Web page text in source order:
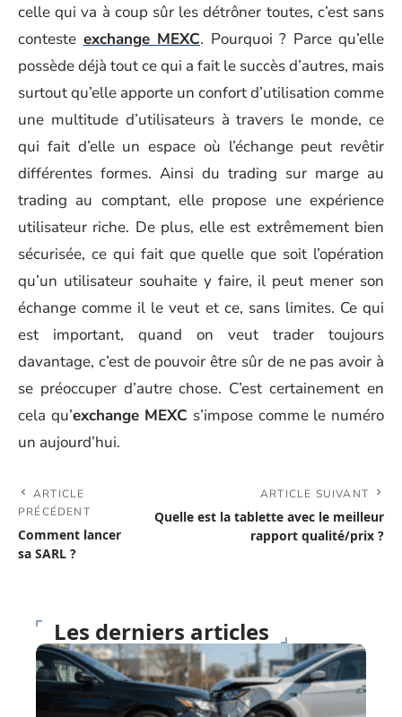
celle qui va à coup sûr les détrôner toutes, c’est sans
conteste exchange MEXC. Pourquoi ? Parce qu’elle
possède déjà tout ce qui a fait le succès d’autres, mais
surtout qu’elle apporte un confort d’utilisation comme
une multitude d’utilisateurs à travers le monde, ce
qui fait d’elle un espace où l’échange peut revêtir
différentes formes. Ainsi du trading sur marge au
trading au comptant, elle propose une expérience
utilisateur riche. De plus, elle est extrêmement bien
sécurisée, ce qui fait que quelle que soit l’opération
qu’un utilisateur souhaite y faire, il peut mener son
échange comme il le veut et ce, sans limites. Ce qui
est important, quand on veut trader toujours
davantage, c’est de pouvoir être sûr de ne pas avoir à
se préoccuper d’autre chose. C’est certainement en
cela qu’exchange MEXC s’impose comme le numéro
un aujourd’hui.
ARTICLE
PRÉCÉDENT
Comment lancer
sa SARL ?
ARTICLE SUIVANT
Quelle est la tablette avec le meilleur
rapport qualité/prix ?
Les derniers articles